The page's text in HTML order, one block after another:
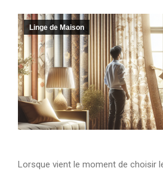
Linge de Maison
Lorsque vient le moment de choisir